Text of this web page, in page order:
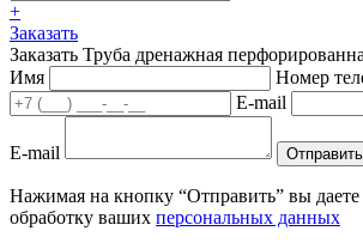
+
Заказать
Заказать Труба дренажная
Имя
Номер
E-mail
E-mail Отправить
Нажимая на кнопку “Отправить” вы даете
обработку ваших персональных данных